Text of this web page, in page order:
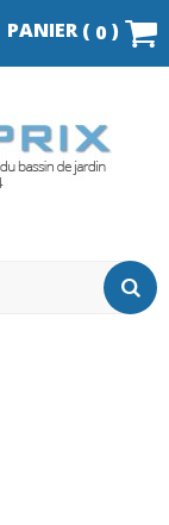
PANIER ( 0 )